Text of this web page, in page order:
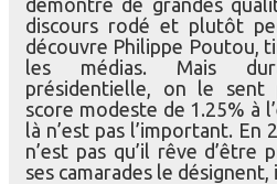
Brèves
discours rodé et plutôt
découvre Philippe Poutou,
les médias. Mais
présidentielle, on le
score modeste de 1.25% à
là n’est pas l’important. En
n’est pas qu’il rêve d’être
ses camarades le désignent,